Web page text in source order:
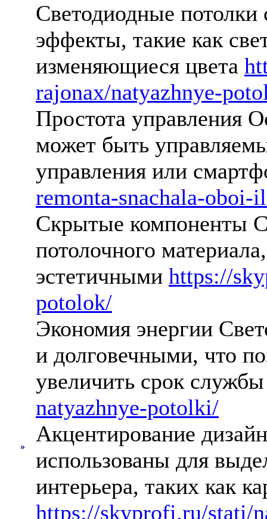
»
Светодиодные потолки
эффекты, такие как
изменяющиеся цвета
rajonax/natyazhnye-
Простота управления
может быть
управления или
remonta-snachala-
Скрытые компоненты
потолочного
эстетичными https://
potolok/
Экономия энергии
и долговечными, что
увеличить срок
natyazhnye-potolki/
Акцентирование
использованы для
интерьера, таких как
https://skyprofi.ru/stati/